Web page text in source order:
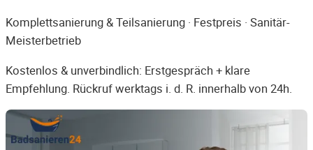
Komplettsanierung & Teilsanierung · Festpreis · Sanitär-
Meisterbetrieb
Kostenlos & unverbindlich: Erstgespräch + klare
Empfehlung. Rückruf werktags i. d. R. innerhalb von 24h.